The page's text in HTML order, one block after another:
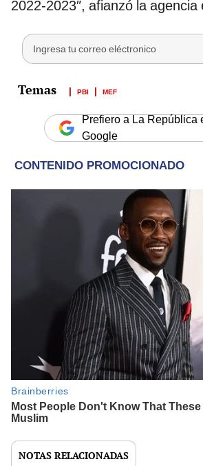
2022-2023″, afianzó la agencia
PBI MEF
Prefiero a La República
Google
NOTAS RELACIONADAS